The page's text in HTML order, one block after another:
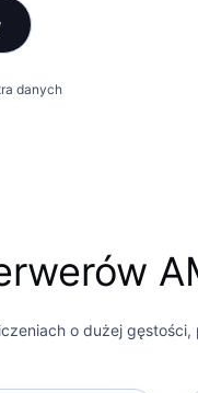
danych
o dużej